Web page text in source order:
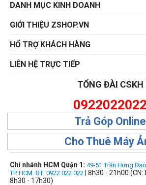
DANH MỤC KINH DOANH
GIỚI THIỆU ZSHOP.VN
HỔ TRỢ KHÁCH HÀNG
LIÊN HỆ TRỰC TIẾP
TỔNG ĐÀI CSKH
0922022022
Trả Góp Online
Cho Thuê Máy
Chi nhánh HCM Quận 1: 49-51 Trần Hưng
TP. HCM. ĐT: 0922 022 022 | 8h30 - 21h00
8h30 - 17h30)